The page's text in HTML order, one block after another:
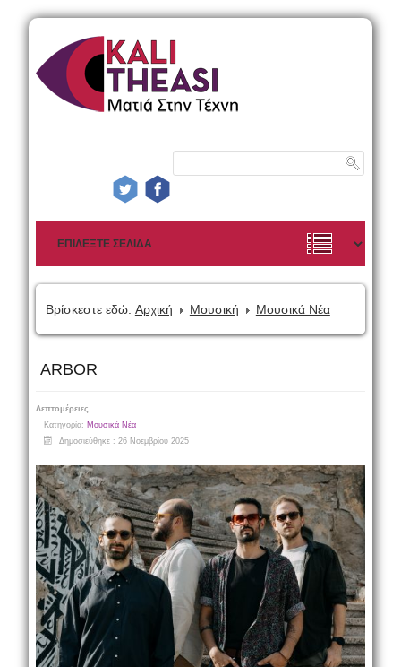
Βρίσκεστε εδώ: Αρχική Μουσική Μουσικά Νέα
ARBOR
Λεπτομέρειες
Κατηγορία: Μουσικά Νέα
Δημοσιεύθηκε : 26 Νοεμβρίου 2025